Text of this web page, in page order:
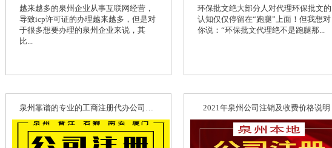
越来越多的泉州企业从事互联网经营，
导致icp许可证的办理越来越多，但是对
于很多想要办理的泉州企业来说，其
比...
环保批文绝大部分人对代理环保批文的
认知仅仅停留在“跑腿”上面！但我想对
你说：“环保批文代理绝不是跑腿那...
泉州靠谱的专业的工商注册代办公司哪家好？ 2021年泉州公司注销及收费价格说明